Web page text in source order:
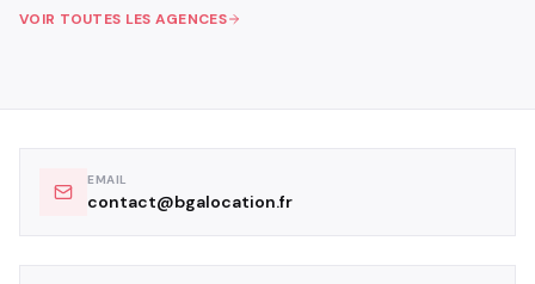
VOIR TOUTES LES AGENCES
EMAIL
contact@bgalocation.fr